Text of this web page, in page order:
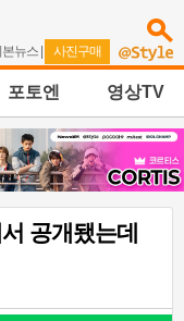
본뉴스 | 사진구매
포토엔 영상TV
공개됐는데